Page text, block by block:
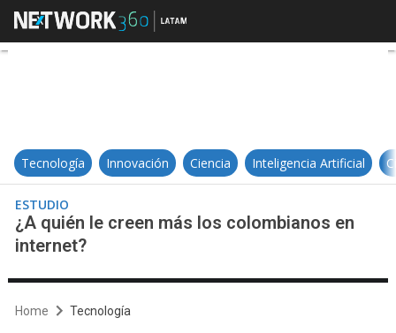
¿A quién le creen más los
Tecnología Innovación Ciencia Inteligencia Artificial
ESTUDIO
¿A quién le creen más los colombianos en
internet?
Home Tecnología